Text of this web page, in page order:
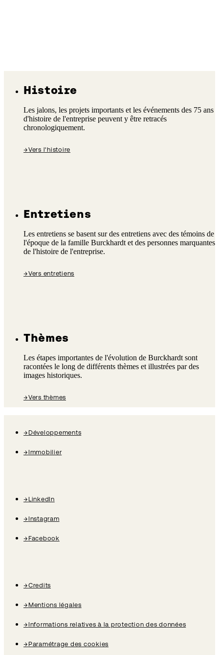
Histoire
Les jalons, les projets importants et les événements des 75 ans
d'histoire de l'entreprise peuvent y être retracés
chronologiquement.
→Vers l'histoire
Entretiens
Les entretiens se basent sur des entretiens avec des témoins de
l'époque de la famille Burckhardt et des personnes marquantes
de l'histoire de l'entreprise.
→Vers entretiens
Thèmes
Les étapes importantes de l'évolution de Burckhardt sont
racontées le long de différents thèmes et illustrées par des
images historiques.
→Vers thèmes
→Développements
→Immobilier
→LinkedIn
→Instagram
→Facebook
→Credits
→Mentions légales
→Informations relatives à la protection des données
→Paramétrage des cookies